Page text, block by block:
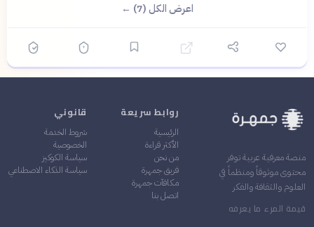
اعرض الكل (7) ←
منصة معرفية عربية توفر
محتوى موثوقاً ومنظماً في
العلوم والثقافة والفكر
قيمة المرء ما يعرفه
روابط سريعة
الرئيسية
الأكثر قراءة
من نحن
فريق جمهرة
مكافآت جمهرة
اتصل بنا
قانوني
شروط الخدمة
الخصوصية
سياسة الكوكيز
سياسة الذكاء الاصطناعي